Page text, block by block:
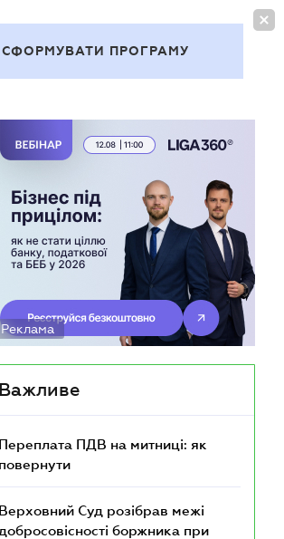
ПРОГРАМУ
Реклама
Важливе
Переплата ПДВ на митниці: як
повернути
Верховний Суд розібрав межі
добросовісності боржника при